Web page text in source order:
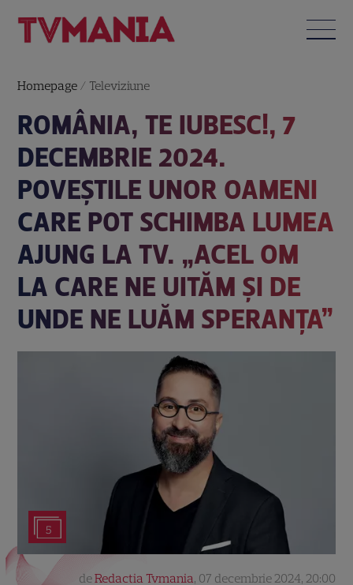
Homepage / Televiziune
ROMÂNIA, TE IUBESC!, 7
DECEMBRIE 2024.
POVEȘTILE UNOR OAMENI
CARE POT SCHIMBA LUMEA
AJUNG LA TV. „ACEL OM
LA CARE NE UITĂM ȘI DE
UNDE NE LUĂM SPERANȚA”
5
deRedactia Tvmania, 07 decembrie 2024, 20:00